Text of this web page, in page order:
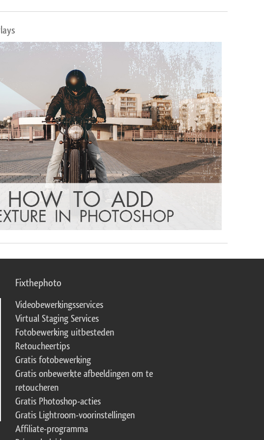
Fixthephoto
Videobewerkingsservices
Virtual Staging Services
Fotobewerking uitbesteden
Retoucheertips
Gratis fotobewerking
Gratis onbewerkte afbeeldingen om te
retoucheren
Gratis Photoshop-acties
Gratis Lightroom-voorinstellingen
Affiliate-programma